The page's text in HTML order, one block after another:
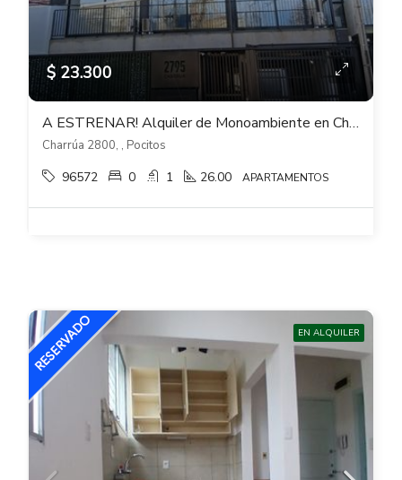
$ 23.300
A ESTRENAR! Alquiler de Monoambiente en Charrúa y Soca – Pocitos
Charrúa 2800, , Pocitos
96572 0 1 26.00 APARTAMENTOS
EN ALQUILER